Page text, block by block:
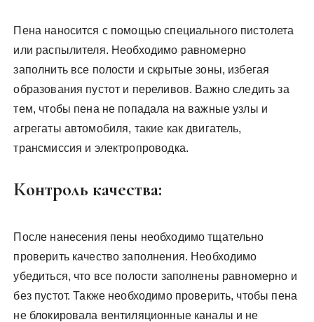
Пена наносится с помощью специального пистолета
или распылителя. Необходимо равномерно
заполнить все полости и скрытые зоны, избегая
образования пустот и переливов. Важно следить за
тем, чтобы пена не попадала на важные узлы и
агрегаты автомобиля, такие как двигатель,
трансмиссия и электропроводка.
Контроль качества:
После нанесения пены необходимо тщательно
проверить качество заполнения. Необходимо
убедиться, что все полости заполнены равномерно и
без пустот. Также необходимо проверить, чтобы пена
не блокировала вентиляционные каналы и не